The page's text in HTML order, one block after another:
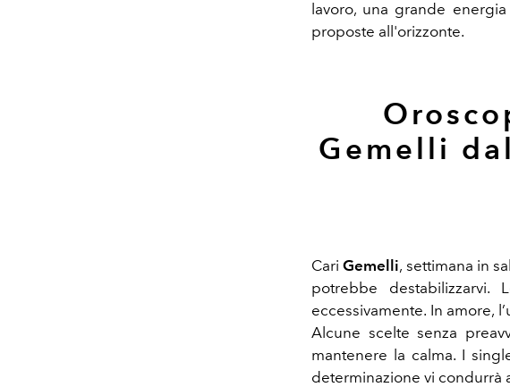
lavoro, una grande
proposte all'orizzonte.
Gemelli
CariGemelli, settimana in
potrebbe destabilizzarvi.
eccessivamente. In amore,
Alcune scelte senza
mantenere la calma. I
determinazione vi condurrà